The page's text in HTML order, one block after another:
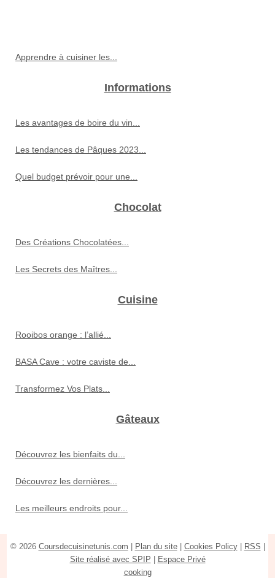
Apprendre à cuisiner les...
Informations
Les avantages de boire du vin...
Les tendances de Pâques 2023...
Quel budget prévoir pour une...
Chocolat
Des Créations Chocolatées...
Les Secrets des Maîtres...
Cuisine
Rooibos orange : l’allié...
BASA Cave : votre caviste de...
Transformez Vos Plats...
Gâteaux
Découvrez les bienfaits du...
Découvrez les dernières...
Les meilleurs endroits pour...
© 2026 Coursdecuisinetunis.com Plan du site| Cookies Policy| RSS
Site réalisé avec SPIP
Espace Privé
cooking